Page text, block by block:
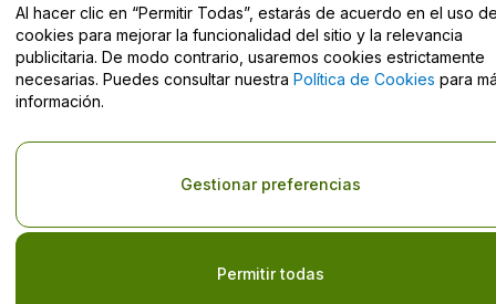
privacidad
Al hacer clic en “Permitir Todas”, estarás de acuerdo en el uso
cookies para mejorar la funcionalidad del sitio y la relevancia
publicitaria. De modo contrario, usaremos cookies estrictamente
necesarias. Puedes consultar nuestra Política de Cookies para
información.
Permitir todas
Gestionar preferencias